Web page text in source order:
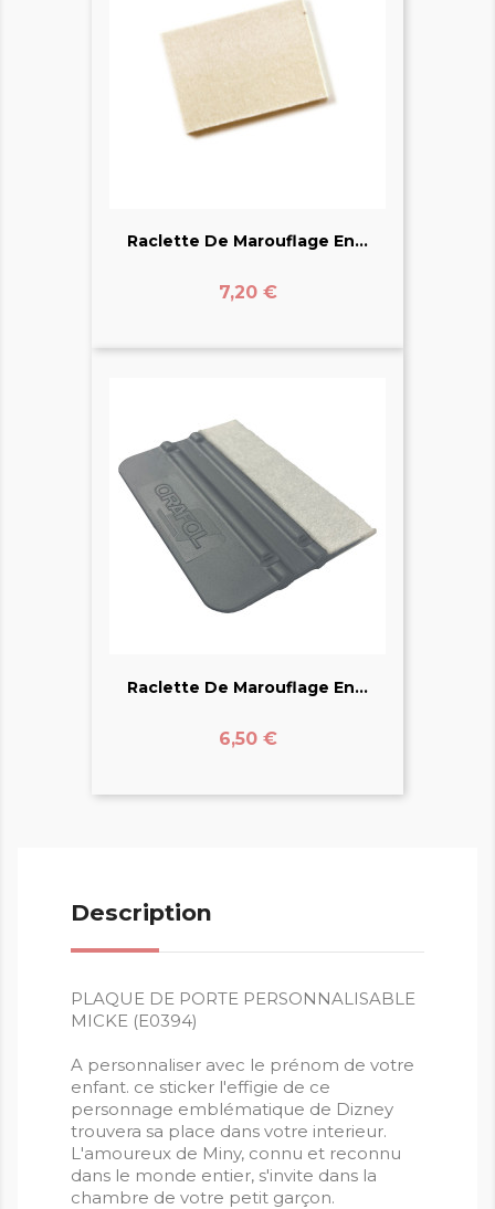
Raclette De Marouflage En...
Prix
7,20 €
Raclette De Marouflage En...
Prix
6,50 €
Description
PLAQUE DE PORTE PERSONNALISABLE
MICKE (E0394)
A personnaliser avec le prénom de votre
enfant. ce sticker l'effigie de ce
personnage emblématique de Dizney
trouvera sa place dans votre interieur.
L'amoureux de Miny, connu et reconnu
dans le monde entier, s'invite dans la
chambre de votre petit garçon.